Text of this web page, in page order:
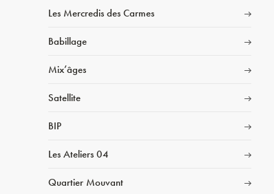
Les Mercredis des Carmes
Babillage
Mix’âges
Satellite
BIP
Les Ateliers 04
Quartier Mouvant